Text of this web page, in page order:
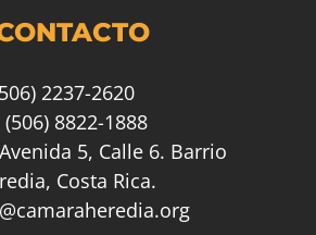
2237-2620
8822-1888
5, Calle 6. Barrio
Costa Rica.